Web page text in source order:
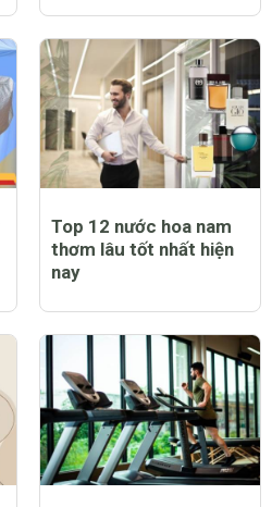
Top 12 nước hoa nam
thơm lâu tốt nhất hiện
nay